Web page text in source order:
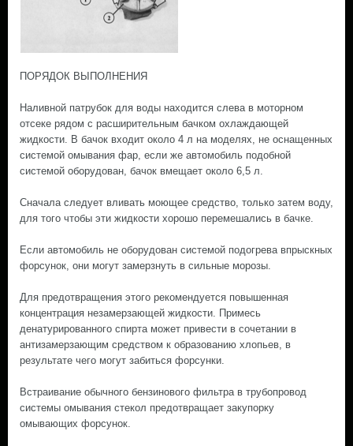
ПОРЯДОК ВЫПОЛНЕНИЯ
Наливной патрубок для воды находится слева в моторном
отсеке рядом с расширительным бачком охлаждающей
жидкости. В бачок входит около 4 л на моделях, не оснащенных
системой омывания фар, если же автомобиль подобной
системой оборудован, бачок вмещает около 6,5 л.
Сначала следует вливать моющее средство, только затем воду,
для того чтобы эти жидкости хорошо перемешались в бачке.
Если автомобиль не оборудован системой подогрева впрыскных
форсунок, они могут замерзнуть в сильные морозы.
Для предотвращения этого рекомендуется повышенная
концентрация незамерзающей жидкости. Примесь
денатурированного спирта может привести в сочетании в
антизамерзающим средством к образованию хлопьев, в
результате чего могут забиться форсунки.
Встраивание обычного бензинового фильтра в трубопровод
системы омывания стекол предотвращает закупорку
омывающих форсунок.